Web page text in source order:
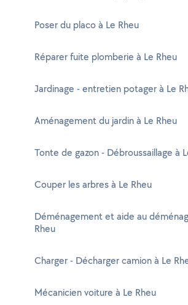
Poser du placo à Le Rheu
Réparer fuite plomberie à Le Rheu
Jardinage - entretien potager à Le
Aménagement du jardin à Le Rheu
Tonte de gazon - Débroussaillage à
Couper les arbres à Le Rheu
Déménagement et aide au
Rheu
Charger - Décharger camion à Le
Mécanicien voiture à Le Rheu